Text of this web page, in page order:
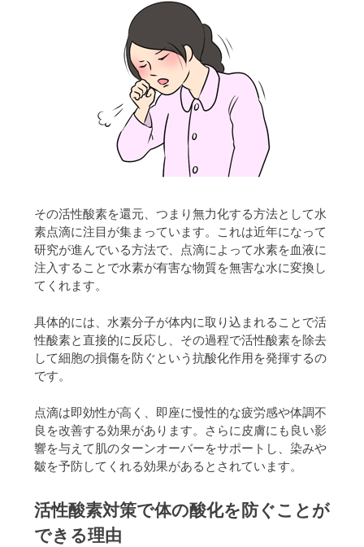
その活性酸素を還元、つまり無力化する方法として水
素点滴に注目が集まっています。これは近年になって
研究が進んでいる方法で、点滴によって水素を血液に
注入することで水素が有害な物質を無害な水に変換し
てくれます。
具体的には、水素分子が体内に取り込まれることで活
性酸素と直接的に反応し、その過程で活性酸素を除去
して細胞の損傷を防ぐという抗酸化作用を発揮するの
です。
点滴は即効性が高く、即座に慢性的な疲労感や体調不
良を改善する効果があります。さらに皮膚にも良い影
響を与えて肌のターンオーバーをサポートし、染みや
皺を予防してくれる効果があるとされています。
活性酸素対策で体の酸化を防ぐことが
できる理由